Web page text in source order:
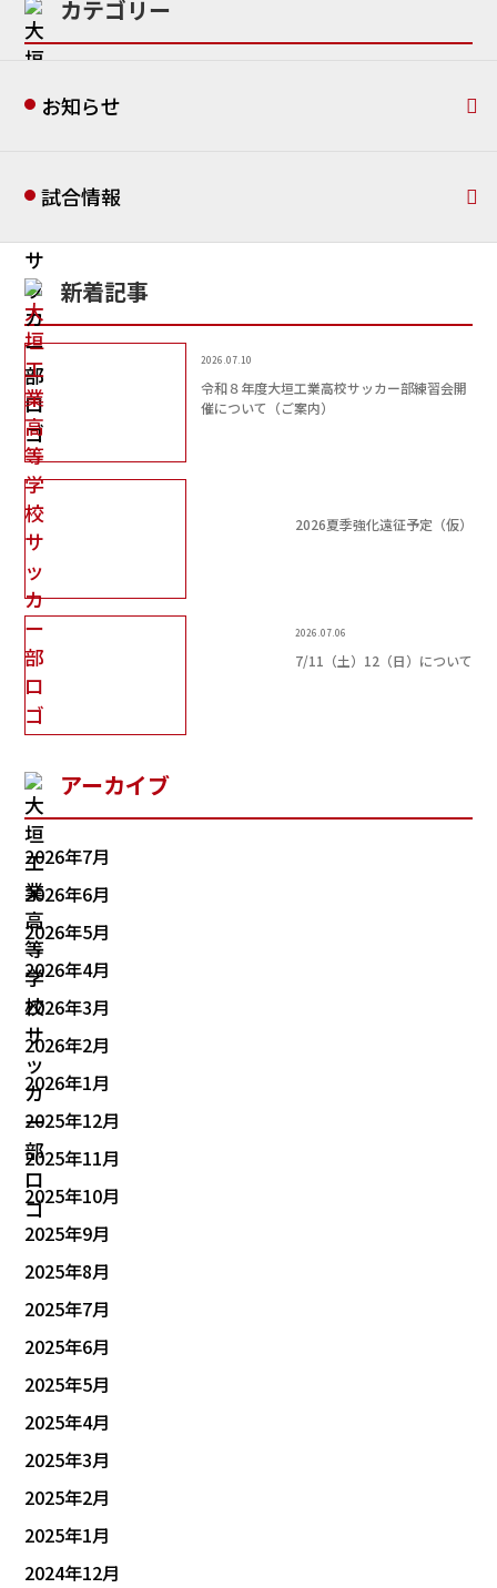
カテゴリー
お知らせ
試合情報
新着記事
2026.07.10
令和８年度大垣工業高校サッカー部練習会開
催について（ご案内）
2026夏季強化遠征予定（仮）
2026.07.06
7/11（土）12（日）について
アーカイブ
2026年7月
2026年6月
2026年5月
2026年4月
2026年3月
2026年2月
2026年1月
2025年12月
2025年11月
2025年10月
2025年9月
2025年8月
2025年7月
2025年6月
2025年5月
2025年4月
2025年3月
2025年2月
2025年1月
2024年12月